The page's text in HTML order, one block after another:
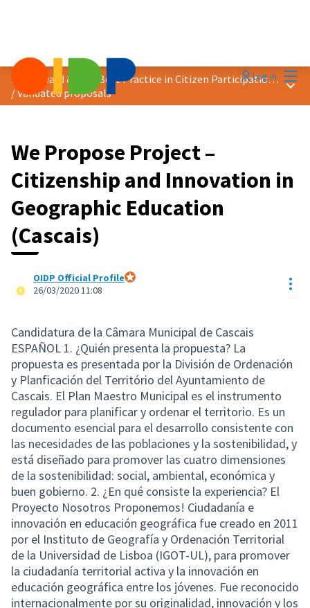
Log in
2020 Award &quot;Best Practice in Citizen Participation&quot;
/Validated proposals
Main
We Propose Project –
Citizenship and Innovation in
Geographic Education
(Cascais)
OIDP Official Profile
26/03/2020 11:08
Candidatura de la Câmara Municipal de Cascais
ESPAÑOL 1. ¿Quién presenta la propuesta? La
propuesta es presentada por la División de Ordenación
y Planficación del Território del Ayuntamiento de
Cascais. El Plan Maestro Municipal es el instrumento
regulador para planificar y ordenar el territorio. Es un
documento esencial para el desarrollo consistente con
las necesidades de las poblaciones y la sostenibilidad, y
está diseñado para promover las cuatro dimensiones
de la sostenibilidad: social, ambiental, económica y
buen gobierno. 2. ¿En qué consiste la experiencia? El
Proyecto Nosotros Proponemos! Ciudadanía e
innovación en educación geográfica fue creado en 2011
por el Instituto de Geografía y Ordenación Territorial
de la Universidad de Lisboa (IGOT-UL), para promover
la ciudadanía territorial activa y la innovación en
educación geográfica entre los jóvenes. Fue reconocido
internacionalmente por su originalidad, innovación y los